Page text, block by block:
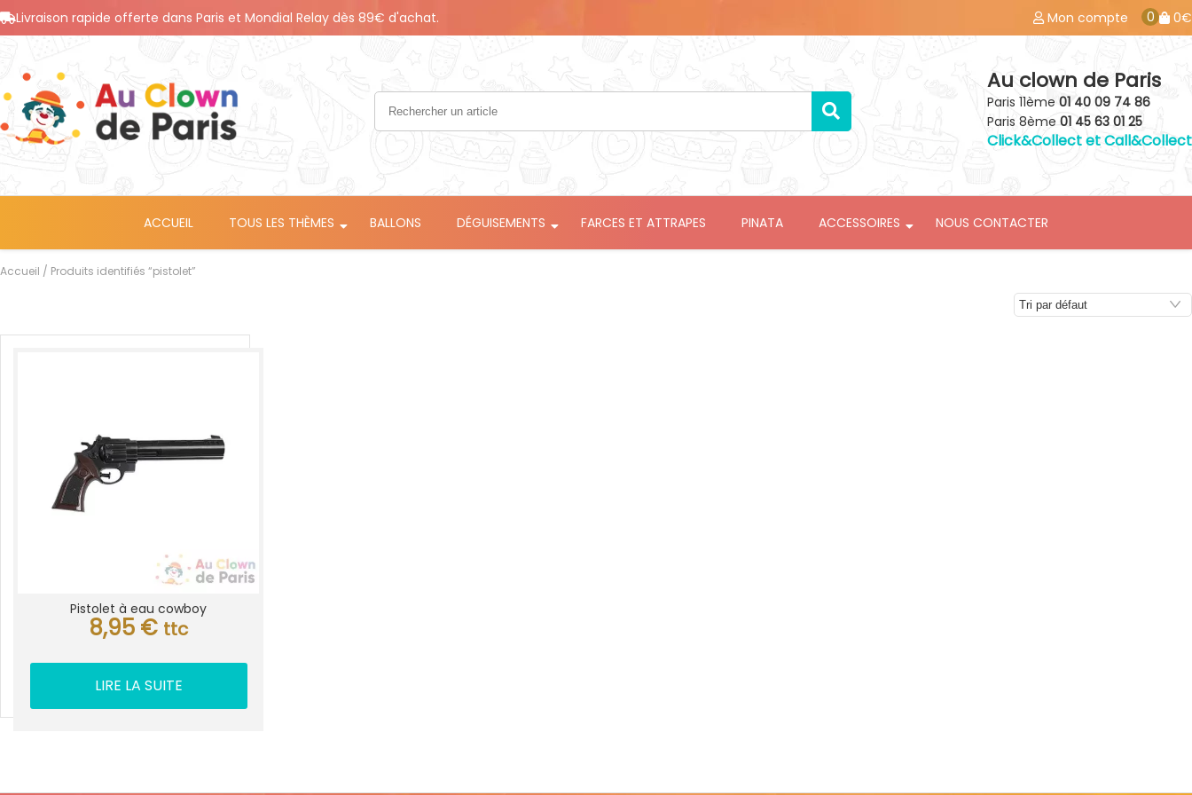
Livraison rapide offerte dans Paris et Mondial Relay dès 89€ d'achat. Mon compte 0 0€
Au clown de Paris
Paris 11ème 01 40 09 74 86
Paris 8ème 01 45 63 01 25
Click&Collect et Call&Collect
ACCUEIL TOUS LES THÈMES BALLONS DÉGUISEMENTS FARCES ET ATTRAPES PINATA ACCESSOIRES NOUS CONTACTER
Accueil / Produits identifiés “pistolet”
Pistolet à eau cowboy
8,95 € ttc
LIRE LA SUITE